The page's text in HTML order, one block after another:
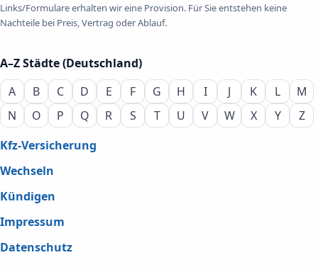
Links/Formulare erhalten wir eine Provision. Für Sie entstehen keine
Nachteile bei Preis, Vertrag oder Ablauf.
A–Z Städte (Deutschland)
A
B C D E F G H I J K L
M
N
O P Q R S T U V W X Y
Z
Kfz-Versicherung
Wechseln
Kündigen
Impressum
Datenschutz